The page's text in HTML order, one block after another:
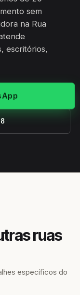
sem
na Rua
escritórios,
ruas
específicos do